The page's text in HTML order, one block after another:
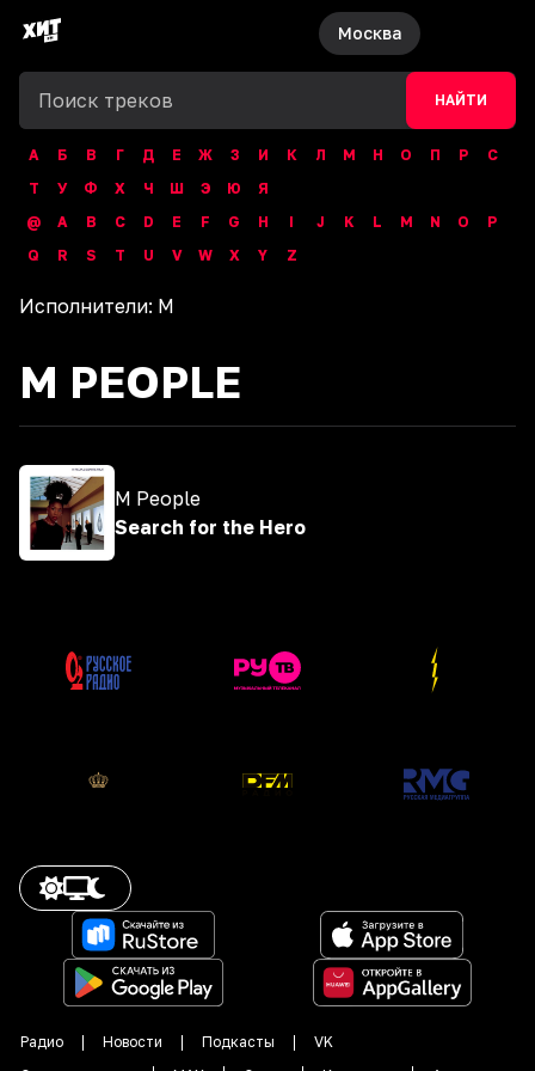
Москва
НАЙТИ
А Б В Г Д Е Ж З И К Л М Н О П Р
С
Т
У Ф Х Ч Ш Э Ю
Я
@
A B C D E F G H I J K L M N O
P
Q
R S T U V W X Y Z
Исполнители: M
M PEOPLE
M People
Search for the Hero
Радио Новости Подкасты
VK